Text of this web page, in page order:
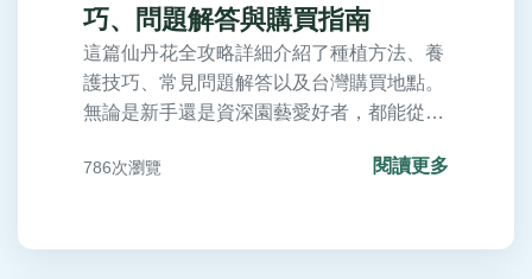
巧、問題解答與購買指南
這篇仙丹花全攻略詳細介紹了種植方法、養
護技巧、常見問題解答以及台灣購買地點。
無論是新手還是資深園藝愛好者，都能從中
含詳細表格和個人經驗分享，解決所有關於
786次瀏覽 閱讀更多